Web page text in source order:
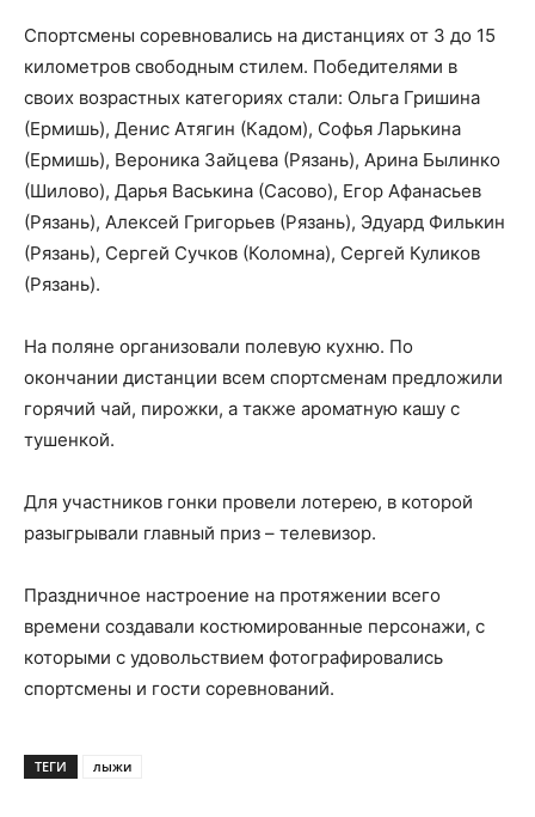
Спортсмены соревновались на дистанциях от 3 до 15
километров свободным стилем. Победителями в
своих возрастных категориях стали: Ольга Гришина
(Ермишь), Денис Атягин (Кадом), Софья Ларькина
(Ермишь), Вероника Зайцева (Рязань), Арина Былинко
(Шилово), Дарья Васькина (Сасово), Егор Афанасьев
(Рязань), Алексей Григорьев (Рязань), Эдуард Филькин
(Рязань), Сергей Сучков (Коломна), Сергей Куликов
(Рязань).
На поляне организовали полевую кухню. По
окончании дистанции всем спортсменам предложили
горячий чай, пирожки, а также ароматную кашу с
тушенкой.
Для участников гонки провели лотерею, в которой
разыгрывали главный приз – телевизор.
Праздничное настроение на протяжении всего
времени создавали костюмированные персонажи, с
которыми с удовольствием фотографировались
спортсмены и гости соревнований.
ТЕГИ лыжи